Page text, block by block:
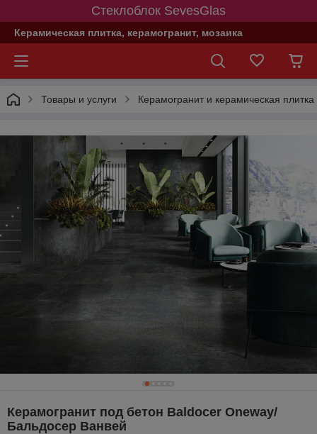
Стеклоблок SevesGlas
Керамическая плитка, керамогранит, мозаика
Товары и услуги Керамогранит и керамическая
Керамогранит под бетон Baldocer Oneway/
Бальдосер Ванвей